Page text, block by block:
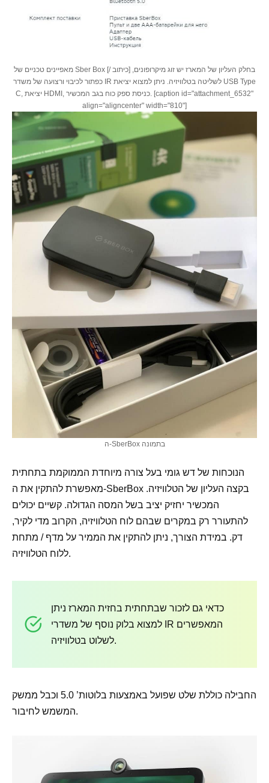
מאפיינים טכניים של Sber Box [/ כיתוב] בחלק העליון של המארז יש זוג מיקרופונים,
כפתור לכיבוי ורצועה של משדר IR לשליטה בטלוויזיה. ניתן למצוא יציאת USB Type
C, יציאת HDMI, כניסת ספק כוח בגב המכשיר. [caption id="attachment_6532"
align="aligncenter" width="810"]
ה-SberBox בתמונה
הנוכחות של דש גומי בעל צורה מיוחדת הממוקמת בתחתית
מאפשרת להתקין את ה-SberBox בקצה העליון של הטלוויזיה.
המכשיר יחזיק יציב בשל המסה הגדולה. קשיים יכולים
להתעורר רק במקרים שבהם לוח הטלוויזיה, הקרוב מדי לקיר,
דק. במידת הצורך, ניתן להתקין את הממיר על מדף / מתחת
ללוח הטלוויזיה.
כדאי גם לזכור שבתחתית בחזית המארז ניתן
למצוא בלוק נוסף של משדרי IR המאפשרים
לשלוט בטלוויזיה.
החבילה כוללת שלט שפועל באמצעות בלוטות’ 5.0 וכבל ממשק
המשמש לחיבור.